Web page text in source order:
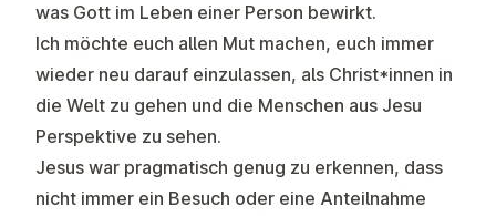
was Gott im Leben einer Person bewirkt.
Ich möchte euch allen Mut machen, euch immer
wieder neu darauf einzulassen, als Christ*innen in
die Welt zu gehen und die Menschen aus Jesu
Perspektive zu sehen.
Jesus war pragmatisch genug zu erkennen, dass
nicht immer ein Besuch oder eine Anteilnahme